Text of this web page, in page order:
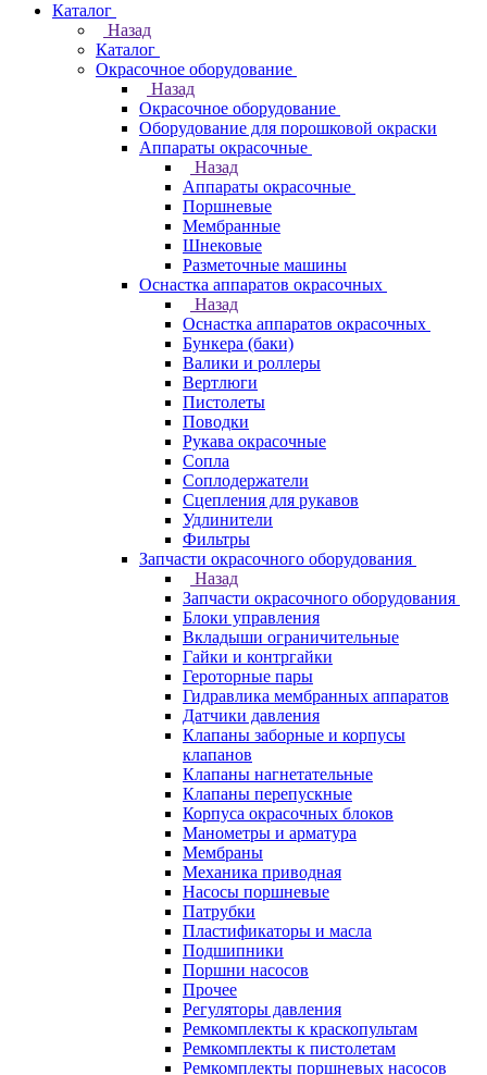
Каталог
Назад
Каталог
Окрасочное оборудование
Назад
Окрасочное оборудование
Оборудование для порошковой окраски
Аппараты окрасочные
Назад
Аппараты окрасочные
Поршневые
Мембранные
Шнековые
Разметочные машины
Оснастка аппаратов окрасочных
Назад
Оснастка аппаратов окрасочных
Бункера (баки)
Валики и роллеры
Вертлюги
Пистолеты
Поводки
Рукава окрасочные
Сопла
Соплодержатели
Сцепления для рукавов
Удлинители
Фильтры
Запчасти окрасочного оборудования
Назад
Запчасти окрасочного оборудования
Блоки управления
Вкладыши ограничительные
Гайки и контргайки
Героторные пары
Гидравлика мембранных аппаратов
Датчики давления
Клапаны заборные и корпусы
клапанов
Клапаны нагнетательные
Клапаны перепускные
Корпуса окрасочных блоков
Манометры и арматура
Мембраны
Механика приводная
Насосы поршневые
Патрубки
Пластификаторы и масла
Подшипники
Поршни насосов
Прочее
Регуляторы давления
Ремкомплекты к краскопультам
Ремкомплекты к пистолетам
Ремкомплекты поршневых насосов